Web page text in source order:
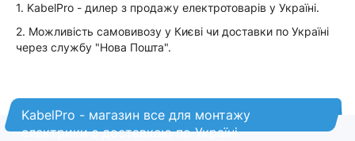
1. KabelPro - дилер з продажу електротоварів у Україні.
2. Можливість самовивозу у Києві чи доставки по Україні
через службу "Нова Пошта".
KabelPro - магазин все для монтажу
електрики з доставкою по Україні